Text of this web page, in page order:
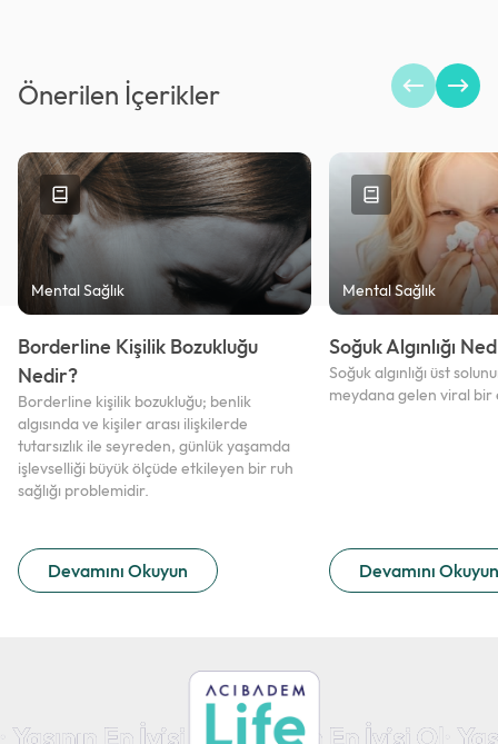
Önerilen İçerikler
Mental Sağlık
Borderline Kişilik Bozukluğu
Nedir?
Devamını Okuyun
Borderline kişilik bozukluğu; benlik
algısında ve kişiler arası ilişkilerde
tutarsızlık ile seyreden, günlük yaşamda
işlevselliği büyük ölçüde etkileyen bir ruh
sağlığı problemidir.
Mental Sağlık
Soğuk Algınlığı
Devamını Okuyun
Soğuk algınlığı üst
meydana gelen viral